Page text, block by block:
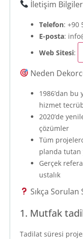
İletişim
Telefon: +90
E-posta:
Web Sitesi:
Neden
1986’dan bu
hizmet
2020’de
çözümler
Tüm
planda tutan
Gerçek
ustalık
Sıkça Sorulan
1. Mutfak
Tadilat süresi